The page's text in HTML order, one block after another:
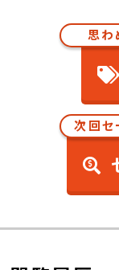
思わ
次回セ